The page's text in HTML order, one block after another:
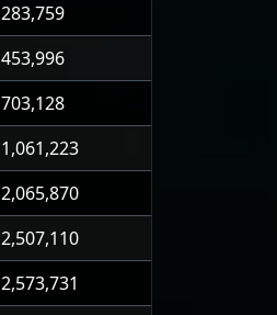
283,759
453,996
703,128
1,061,223
2,065,870
2,507,110
2,573,731